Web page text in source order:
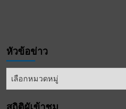
หัวข้อข่าว
หัวข้อ